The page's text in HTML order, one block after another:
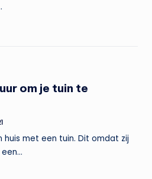
om je tuin te
huis met een tuin. Dit omdat zij